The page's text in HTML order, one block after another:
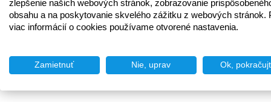
zlepšenie našich webových stránok, zobrazovanie
obsahu a na poskytovanie skvelého zážitku z webových stránok.
viac informácií o cookies používame otvorené nastavenia.
Zamietnuť Nie, uprav Ok,